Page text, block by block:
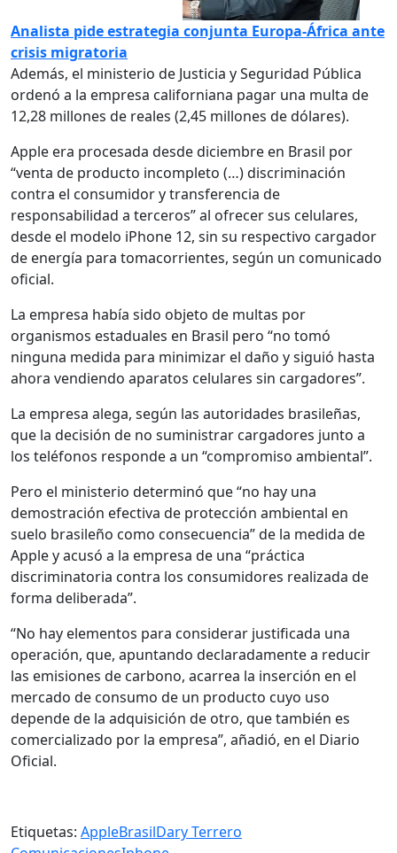
Analista pide estrategia conjunta Europa-África ante
crisis migratoria
Además, el ministerio de Justicia y Seguridad Pública
ordenó a la empresa californiana pagar una multa de
12,28 millones de reales (2,45 millones de dólares).
Apple era procesada desde diciembre en Brasil por
“venta de producto incompleto (…) discriminación
contra el consumidor y transferencia de
responsabilidad a terceros” al ofrecer sus celulares,
desde el modelo iPhone 12, sin su respectivo cargador
de energía para tomacorrientes, según un comunicado
oficial.
La empresa había sido objeto de multas por
organismos estaduales en Brasil pero “no tomó
ninguna medida para minimizar el daño y siguió hasta
ahora vendiendo aparatos celulares sin cargadores”.
La empresa alega, según las autoridades brasileñas,
que la decisión de no suministrar cargadores junto a
los teléfonos responde a un “compromiso ambiental”.
Pero el ministerio determinó que “no hay una
demostración efectiva de protección ambiental en
suelo brasileño como consecuencia” de la medida de
Apple y acusó a la empresa de una “práctica
discriminatoria contra los consumidores realizada de
forma deliberada”.
“No hay elementos para considerar justificada una
operación, que, apuntando declaradamente a reducir
las emisiones de carbono, acarrea la inserción en el
mercado de consumo de un producto cuyo uso
depende de la adquisición de otro, que también es
comercializado por la empresa”, añadió, en el Diario
Oficial.
Etiquetas: AppleBrasilDary Terrero